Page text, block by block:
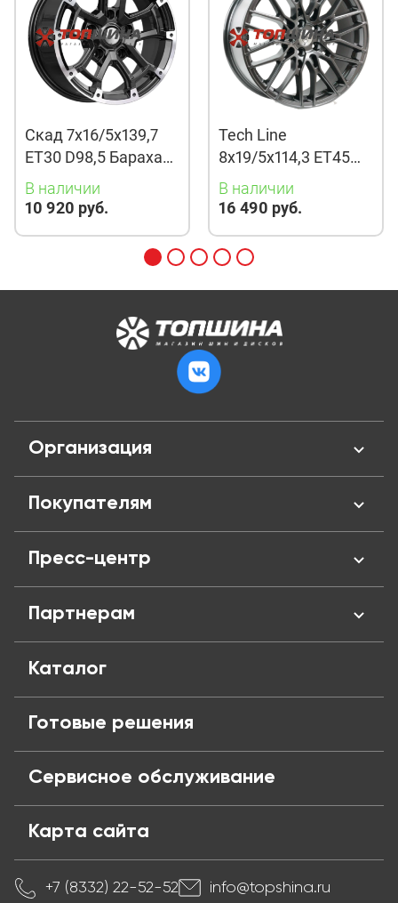
Скад 7x16/5x139,7
ET30 D98,5 Барахас
(КЛ378) Алмаз
В наличии
10 920 руб.
Tech Line
8x19/5x114,3 ET45
D67,1 901 BMG
В наличии
16 490 руб.
Организация
Отзывы
Адреса магазинов
Вакансии
Политика конфиденциальности
Публичная оферта
Покупателям
Оплата и кредит
Обмен и возврат
Частые вопросы
Пресс-центр
Блог
Партнерам
Каталог
Готовые решения
Сервисное обслуживание
Карта сайта
+7 (8332) 22-52-52 info@topshina.ru